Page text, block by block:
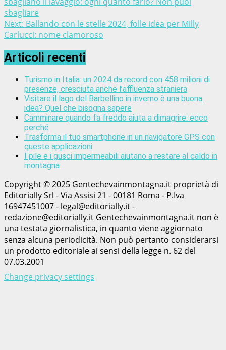
sbagliare
Next: Ballando con le stelle 2024, folle idea per Milly
Carlucci: nome clamoroso
Articoli recenti
Turismo in Italia: un 2024 da record con 458 milioni di
presenze, cresciuta anche l’affluenza straniera
Visitare il lago del Barbellino in inverno è una buona
idea? Quel che bisogna sapere
Camminare quando fa freddo aiuta a dimagrire: ecco
perché
Trasforma il tuo smartphone in un navigatore GPS con
queste applicazioni
I pile e i gusci impermeabili aiutano a restare al caldo in
montagna
Copyright © 2025 Gentechevainmontagna.it proprietà di
Editorially Srl - Via Assisi 21 - 00181 Roma - P.Iva
16947451007 - legal@editorially.it -
redazione@editorially.it Gentechevainmontagna.it non è
una testata giornalistica, in quanto viene aggiornato
senza alcuna periodicità. Non può pertanto considerarsi
un prodotto editoriale ai sensi della legge n. 62 del
07.03.2001
Change privacy settings